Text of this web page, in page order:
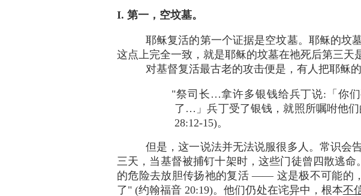
I. 第一，空坟墓。
耶稣复活的第一个证据是空坟墓。耶稣的坟
这点上完全一致，就是耶稣的坟墓在祂死后第三天
对基督复活最古老的攻击便是，有人把耶稣的
"祭司长…拿许多银钱给兵丁说:「你
了…」兵丁受了银钱，就照所嘱咐他
28:12-15)。
但是，这一说法并无法说服很多人。常识会
三天，当基督被捕钉十架时，这些门徒曾四散逃
的危险去放胆传扬祂的复活 —— 这是极不可能的
了" (约翰福音 20:19)。他们仍处在诧异中，根本不